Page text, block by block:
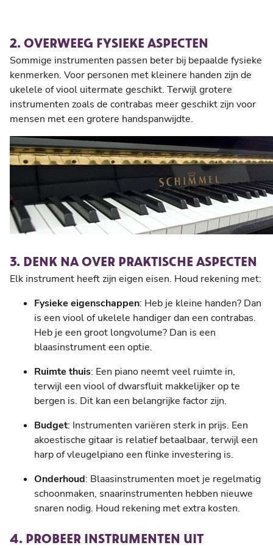
2. OVERWEEG FYSIEKE ASPECTEN
Sommige instrumenten passen beter bij bepaalde fysieke
kenmerken. Voor personen met kleinere handen zijn de
ukelele of viool uitermate geschikt. Terwijl grotere
instrumenten zoals de contrabas meer geschikt zijn voor
mensen met een grotere handspanwijdte.
3. DENK NA OVER PRAKTISCHE ASPECTEN
Elk instrument heeft zijn eigen eisen. Houd rekening met:
Fysieke eigenschappen: Heb je kleine handen? Dan
is een viool of ukelele handiger dan een contrabas.
Heb je een groot longvolume? Dan is een
blaasinstrument een optie.
Ruimte thuis: Een piano neemt veel ruimte in,
terwijl een viool of dwarsfluit makkelijker op te
bergen is. Dit kan een belangrijke factor zijn.
Budget: Instrumenten variëren sterk in prijs. Een
akoestische gitaar is relatief betaalbaar, terwijl een
harp of vleugelpiano een flinke investering is.
Onderhoud: Blaasinstrumenten moet je regelmatig
schoonmaken, snaarinstrumenten hebben nieuwe
snaren nodig. Houd rekening met extra kosten.
4. PROBEER INSTRUMENTEN UIT